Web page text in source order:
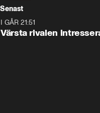
Senast
I GÅR 21:51
Värsta rivalen